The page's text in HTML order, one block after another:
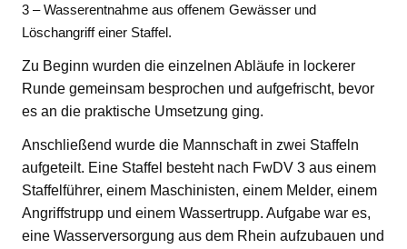
3 – Wasserentnahme aus offenem Gewässer und
Löschangriff einer Staffel.
Zu Beginn wurden die einzelnen Abläufe in lockerer
Runde gemeinsam besprochen und aufgefrischt, bevor
es an die praktische Umsetzung ging.
Anschließend wurde die Mannschaft in zwei Staffeln
aufgeteilt. Eine Staffel besteht nach FwDV 3 aus einem
Staffelführer, einem Maschinisten, einem Melder, einem
Angriffstrupp und einem Wassertrupp. Aufgabe war es,
eine Wasserversorgung aus dem Rhein aufzubauen und